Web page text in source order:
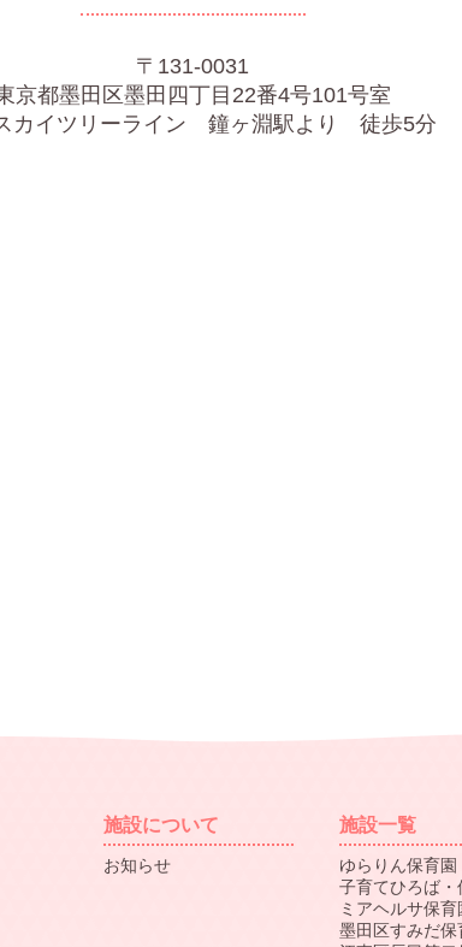
〒131-0031
京都墨田区墨田四丁目22番4号101号室
カイツリーライン 鐘ヶ淵駅より 徒歩5分
施設について
お知らせ
施設一覧
ゆらりん保育園
子育てひろば・
ミアヘルサ保
墨田区すみだ保